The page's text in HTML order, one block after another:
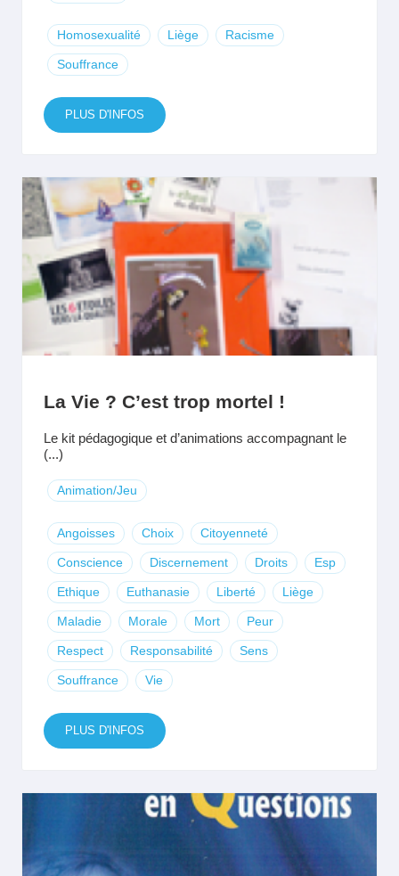
Homosexualité Liège Racisme
Souffrance
PLUS D'INFOS
La Vie ? C’est trop mortel !
Le kit pédagogique et d’animations accompagnant le
(...)
Animation/Jeu
Angoisses Choix Citoyenneté
Conscience Discernement Droits Esp
Ethique Euthanasie Liberté Liège
Maladie Morale Mort Peur
Respect Responsabilité Sens
Souffrance Vie
PLUS D'INFOS